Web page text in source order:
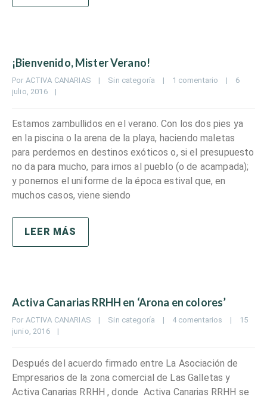
¡Bienvenido, Mister Verano!
Por ACTIVA CANARIAS | Sin categoría | 1 comentario |
6
julio, 2016 |
Estamos zambullidos en el verano. Con los dos pies ya
en la piscina o la arena de la playa, haciendo maletas
para perdernos en destinos exóticos o, si el presupuesto
no da para mucho, para irnos al pueblo (o de acampada);
y ponernos el uniforme de la época estival que, en
muchos casos, viene siendo
LEER MÁS
Activa Canarias RRHH en ‘Arona en colores’
Por ACTIVA CANARIAS | Sin categoría | 4 comentarios |
15
junio, 2016 |
Después del acuerdo firmado entre La Asociación de
Empresarios de la zona comercial de Las Galletas y
Activa Canarias RRHH , donde Activa Canarias RRHH se